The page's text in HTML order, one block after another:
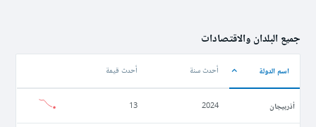
جميع البلدان والاقتصادات
اسم الدولة أحدث سنة أحدث قيمة
أذربيجان 2024
13